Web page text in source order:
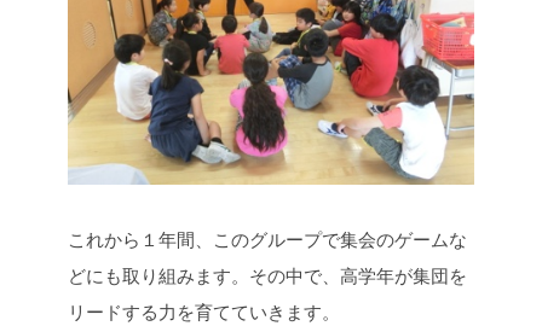
これから１年間、このグループで集会のゲームな
どにも取り組みます。その中で、高学年が集団を
リードする力を育てていきます。